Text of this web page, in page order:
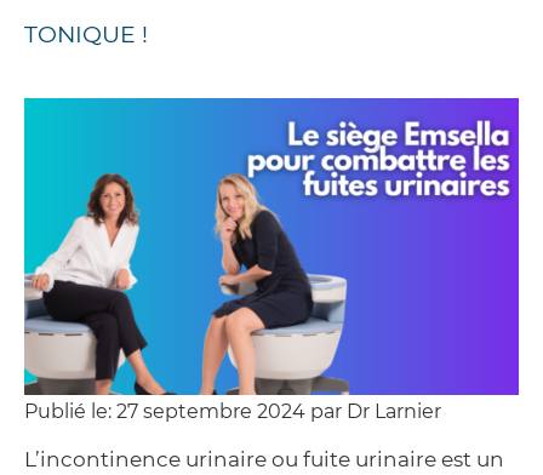
TONIQUE !
Publié le: 27 septembre 2024 par Dr Larnier
L’incontinence urinaire ou fuite urinaire est un